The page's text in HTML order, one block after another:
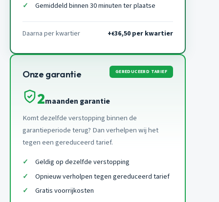
Gemiddeld binnen 30 minuten ter plaatse
Daarna per kwartier +€36,50 per kwartier
Onze garantie GEREDUCEERD TARIEF
2maanden garantie
Komt dezelfde verstopping binnen de
garantieperiode terug? Dan verhelpen wij het
tegen een gereduceerd tarief.
Geldig op dezelfde verstopping
Opnieuw verholpen tegen gereduceerd tarief
Gratis voorrijkosten